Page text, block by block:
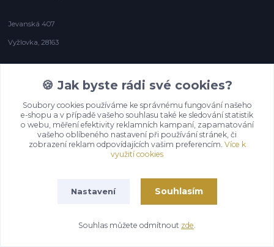
Jevanská 407
Vyžlovka, 28163
🍪 Jak byste rádi své cookies?
Soubory cookies používáme ke správnému fungování našeho
e-shopu a v případě vašeho souhlasu také ke sledování statistik
o webu, měření efektivity reklamních kampaní, zapamatování
vašeho oblíbeného nastavení při používání stránek, či
zobrazení reklam odpovídajících vašim preferencím. Více k
využití cookies
Nastavení Souhlasím
Souhlas můžete odmítnout zde